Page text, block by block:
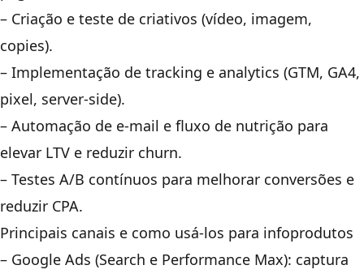
– Criação e teste de criativos (vídeo, imagem,
copies).
– Implementação de tracking e analytics (GTM, GA4,
pixel, server-side).
– Automação de e-mail e fluxo de nutrição para
elevar LTV e reduzir churn.
– Testes A/B contínuos para melhorar conversões e
reduzir CPA.
Principais canais e como usá-los para infoprodutos
– Google Ads (Search e Performance Max): captura